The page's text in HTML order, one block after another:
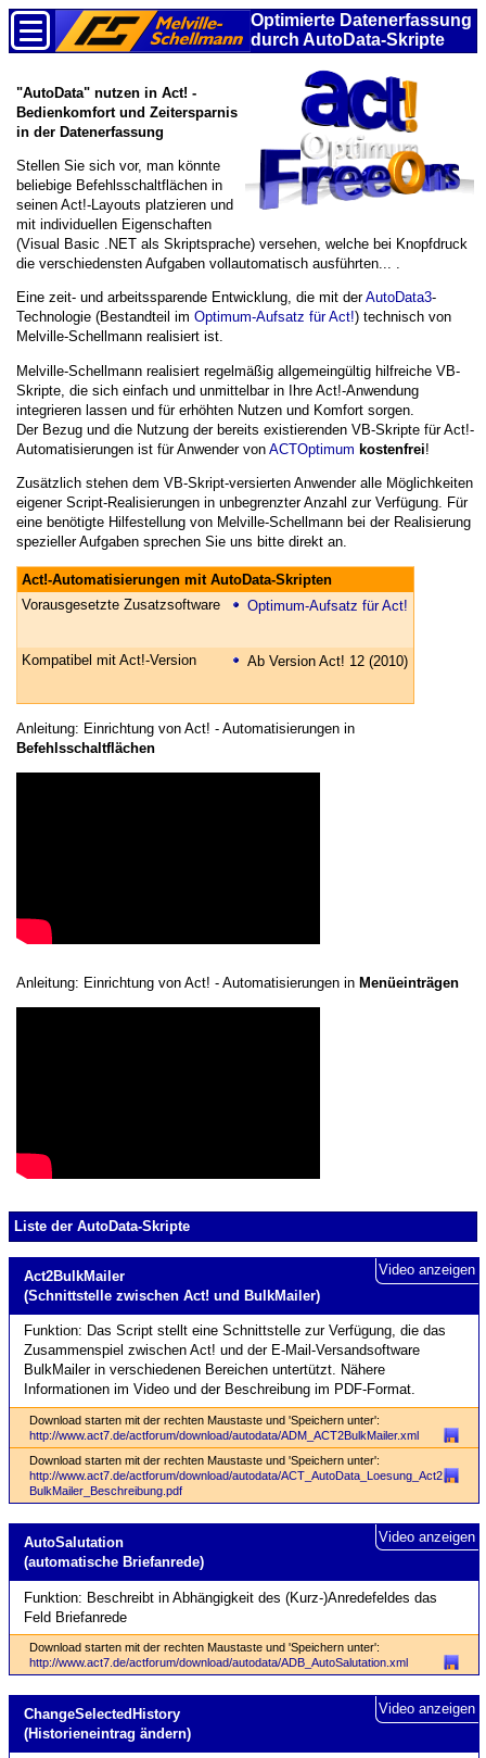
Optimierte Daten­erfassung
durch AutoData-Skripte
"AutoData" nutzen in Act! -
Bedienkomfort und Zeitersparnis
in der Datenerfassung
Stellen Sie sich vor, man könnte
beliebige Befehlsschaltflächen in
seinen Act!-Layouts platzieren und
mit individuellen Eigenschaften
(Visual Basic .NET als Skriptsprache) versehen, welche bei Knopfdruck
die verschiedensten Aufgaben vollautomatisch ausführten... .
Eine zeit- und arbeitssparende Entwicklung, die mit derAutoData3-
Technologie (Bestandteil im Optimum-Aufsatz für Act!) technisch von
Melville-Schellmann realisiert ist.
Melville-Schellmann realisiert regelmäßig allgemeingültig hilfreiche VB-
Skripte, die sich einfach und unmittelbar in Ihre Act!-Anwendung
integrieren lassen und für erhöhten Nutzen und Komfort sorgen.
Der Bezug und die Nutzung der bereits existierenden VB-Skripte für Act!-
Automatisierungen ist für Anwender von ACTOptimum kostenfrei!
Zusätzlich stehen dem VB-Skript-versierten Anwender alle Möglichkeiten
eigener Script-Realisierungen in unbegrenzter Anzahl zur Verfügung. Für
eine benötigte Hilfestellung von Melville-Schellmann bei der Realisierung
spezieller Aufgaben sprechen Sie uns bitte direkt an.
Act!-Automatisierungen mit AutoData-Skripten
Vorausgesetzte Zusatzsoftware
Optimum-Aufsatz für Act!
Kompatibel mit Act!-Version Ab Version Act! 12 (2010)
Anleitung: Einrichtung von Act! - Automatisierungen in
Befehlsschaltflächen
Anleitung: Einrichtung von Act! - Automatisierungen in Menüeinträgen
Liste der AutoData-Skripte
Video anzeigen
Act2BulkMailer
(Schnittstelle zwischen Act! und BulkMailer)
Funktion: Das Script stellt eine Schnittstelle zur Verfügung, die das
Zusammenspiel zwischen Act! und der E-Mail-Versandsoftware
BulkMailer in verschiedenen Bereichen untertützt. Nähere
Informationen im Video und der Beschreibung im PDF-Format.
Download starten mit der rechten Maustaste und 'Speichern unter':
http://www.act7.de/actforum/download/autodata/ADM_ACT2BulkMailer.xml
Download starten mit der rechten Maustaste und 'Speichern unter':
http://www.act7.de/actforum/download/autodata/ACT_AutoData_Loesung_Act2
BulkMailer_Beschreibung.pdf
Video anzeigen
Auto­Salutation
(automatische Briefanrede)
Funktion: Beschreibt in Abhängigkeit des (Kurz-)Anredefeldes das
Feld Briefanrede
Download starten mit der rechten Maustaste und 'Speichern unter':
http://www.act7.de/actforum/download/autodata/ADB_AutoSalutation.xml
Video anzeigen
Change­Selected­History
(Historien­eintrag ändern)